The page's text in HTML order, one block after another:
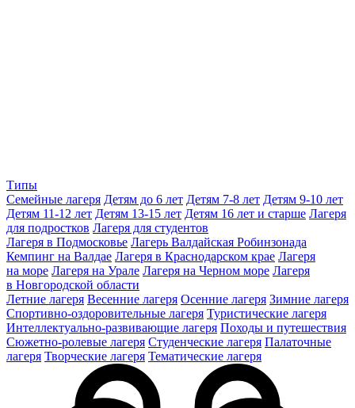
Типы
Семейные лагеря Детям до 6 лет Детям 7-8 лет Детям 9-10 лет
Детям 11-12 лет Детям 13-15 лет Детям 16 лет и старше Лагеря
для подростков Лагеря для студентов
Лагеря в Подмосковье Лагерь Валдайская Робинзонада
Кемпинг на Валдае Лагеря в Краснодарском крае Лагеря
на море Лагеря на Урале Лагеря на Черном море Лагеря
в Новгородской области
Летние лагеря Весенние лагеря Осенние лагеря Зимние лагеря
Спортивно-оздоровительные лагеря Туристические лагеря
Интеллектуально-развивающие лагеря Походы и путешествия
Сюжетно-ролевые лагеря Студенческие лагеря Палаточные
лагеря Творческие лагеря Тематические лагеря